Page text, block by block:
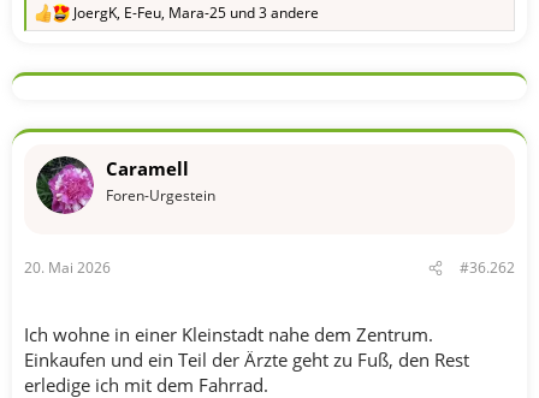
R
k
o
e
n
JoergK, E-Feu, Mara-25 und 3 andere
Caramell
Foren-Urgestein
20. Mai 2026 #36.262
Ich wohne in einer Kleinstadt nahe dem Zentrum.
Einkaufen und ein Teil der Ärzte geht zu Fuß, den Rest
erledige ich mit dem Fahrrad.